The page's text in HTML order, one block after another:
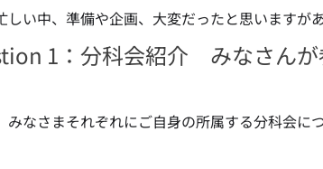
しい中、準備や企画、大変だったと思いますが
1：分科会紹介 みなさんが
みなさまそれぞれにご自身の所属する分科会に